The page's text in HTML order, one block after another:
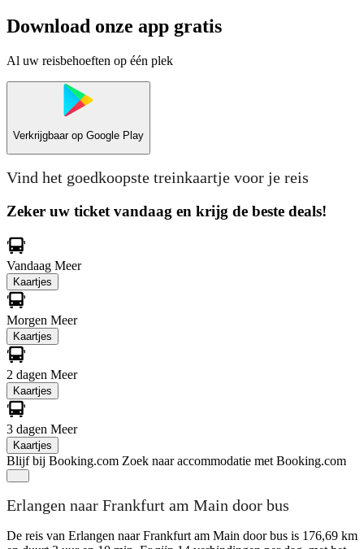
Download onze app gratis
Al uw reisbehoeften op één plek
Verkrijgbaar op Google Play
Vind het goedkoopste treinkaartje voor je reis
Zeker uw ticket vandaag en krijg de beste deals!
Vandaag Meer
Kaartjes
Morgen Meer
Kaartjes
2 dagen Meer
Kaartjes
3 dagen Meer
Kaartjes
Blijf bij Booking.com Zoek naar accommodatie met Booking.com
Erlangen naar Frankfurt am Main door bus
De reis van Erlangen naar Frankfurt am Main door bus is 176,69 km